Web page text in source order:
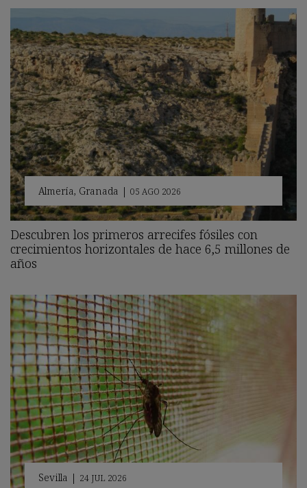
Almería, Granada | 05 AGO 2026
Descubren los primeros arrecifes fósiles con
crecimientos horizontales de hace 6,5 millones de
años
Sevilla | 24 JUL 2026